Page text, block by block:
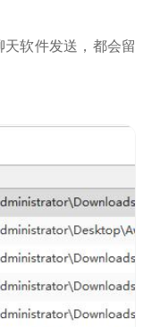
软件发送，都会留